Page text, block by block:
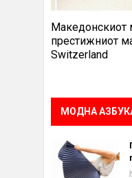
Македонскиот
престижниот
Switzerland
МОДНА